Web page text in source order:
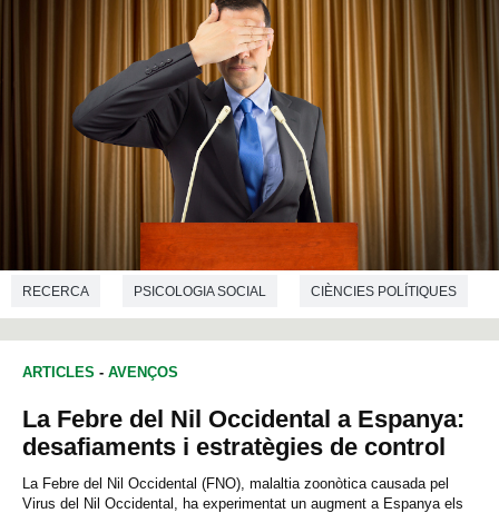
RECERCA PSICOLOGIA SOCIAL CIÈNCIES POLÍTIQUES
ARTICLES - AVENÇOS
La Febre del Nil Occidental a Espanya:
desafiaments i estratègies de control
La Febre del Nil Occidental (FNO), malaltia zoonòtica causada pel
Virus del Nil Occidental, ha experimentat un augment a Espanya els